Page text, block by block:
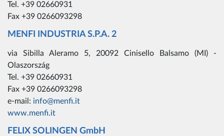
Tel. +39 02660931
Fax +39 0266093298
MENFI INDUSTRIA S.P.A. 2
via Sibilla Aleramo 5, 20092 Cinisello Balsamo (MI) -
Olaszország
Tel. +39 02660931
Fax +39 0266093298
e-mail: info@menfi.it
www.menfi.it
FELIX SOLINGEN GmbH